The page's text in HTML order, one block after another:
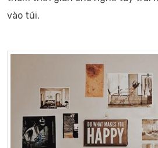
vào túi.